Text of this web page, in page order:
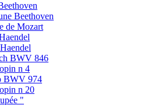
Beethoven
de Mozart
BWV 846
n 4
BWV 974
n 20
"